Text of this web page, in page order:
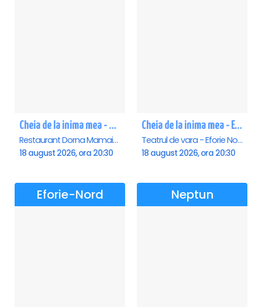
Cheia de la inima mea - Mamaia
Restaurant Dorna Mamaia, Mamaia
18 august 2026, ora 20:30
Cheia de la inima mea - Eforie Nord
Teatrul de vara - Eforie Nord, Eforie-Nord
18 august 2026, ora 20:30
Eforie-Nord Neptun